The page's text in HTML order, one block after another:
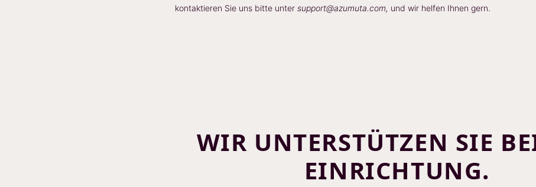
kontaktieren Sie uns bitte unter support@azumuta.com, und wir helfen Ihnen gern.
WIR UNTERSTÜTZEN SIE
EINRICHTUNG.